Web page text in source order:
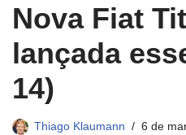
Nova Fiat
lançada
14)
Thiago Klaumann 6 de